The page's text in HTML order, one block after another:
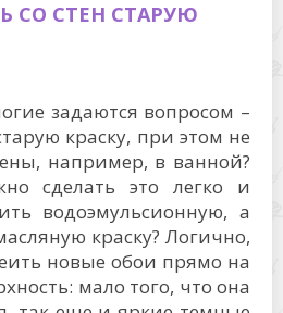
СО СТЕН СТАРУЮ
задаются вопросом –
краску, при этом не
например, в ванной?
сделать это легко и
водоэмульсионную, а
краску? Логично,
новые обои прямо на
мало того, что она